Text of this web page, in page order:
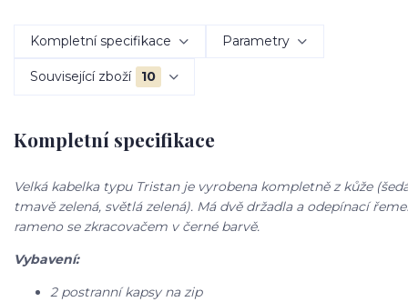
Kompletní specifikace Parametry
Související zboží 10
Kompletní specifikace
Velká kabelka typu Tristan je vyrobena kompletně z kůže
tmavě zelená, světlá zelená). Má dvě držadla a odepínací
rameno se zkracovačem v černé barvě.
Vybavení:
2 postranní kapsy na zip